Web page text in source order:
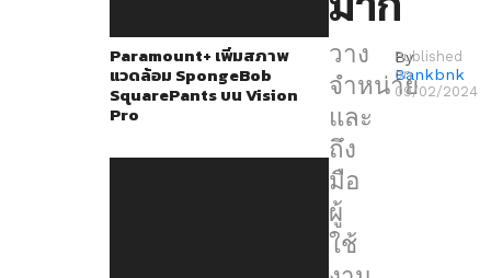
Paramount+ เพิ่มสภาพ
แวดล้อม SpongeBob
SquarePants บน Vision
Pro
วาง
จำหน่าย
และ
ถึง
มือ
ผู้
ใช้
By
Bankbnk
Published
on
09/02/2024
Apple
Vision
Pro
ล่าสุด
เริ่ม
มี
คน
ทดสอบ